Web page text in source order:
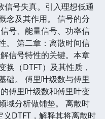
信号失真。引入理想低通
念及其作用。 信号的分
号、能量信号、功率信
。 第二章：离散时间信
信号特性的关键。本章
换（DTFT）及其性质，
础。 傅里叶级数与傅里
傅里叶级数和傅里叶变
域分析做铺垫。 离散时
DTFT，解释其将离散时